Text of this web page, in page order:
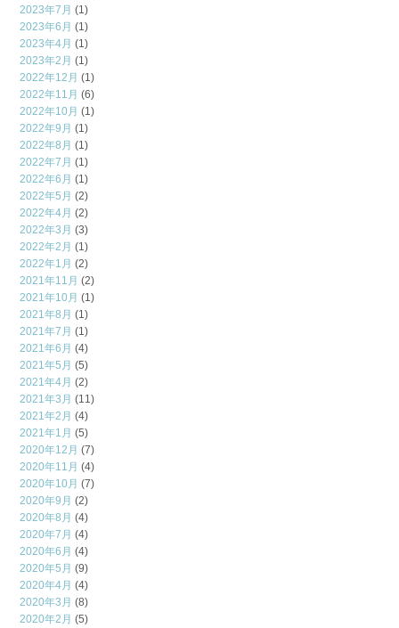
2023年7月 (1)
2023年6月 (1)
2023年4月 (1)
2023年2月 (1)
2022年12月 (1)
2022年11月 (6)
2022年10月 (1)
2022年9月 (1)
2022年8月 (1)
2022年7月 (1)
2022年6月 (1)
2022年5月 (2)
2022年4月 (2)
2022年3月 (3)
2022年2月 (1)
2022年1月 (2)
2021年11月 (2)
2021年10月 (1)
2021年8月 (1)
2021年7月 (1)
2021年6月 (4)
2021年5月 (5)
2021年4月 (2)
2021年3月 (11)
2021年2月 (4)
2021年1月 (5)
2020年12月 (7)
2020年11月 (4)
2020年10月 (7)
2020年9月 (2)
2020年8月 (4)
2020年7月 (4)
2020年6月 (4)
2020年5月 (9)
2020年4月 (4)
2020年3月 (8)
2020年2月 (5)